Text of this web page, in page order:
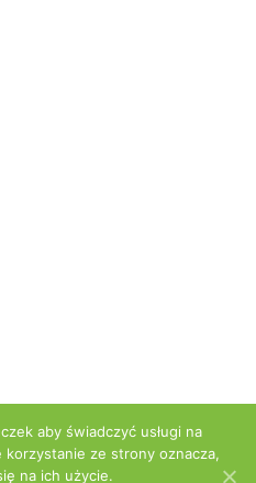
aby świadczyć usługi na
korzystanie ze strony oznacza,
na ich użycie.